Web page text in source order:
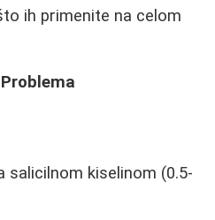
ih primenite na celom
salicilnom kiselinom (0.5-